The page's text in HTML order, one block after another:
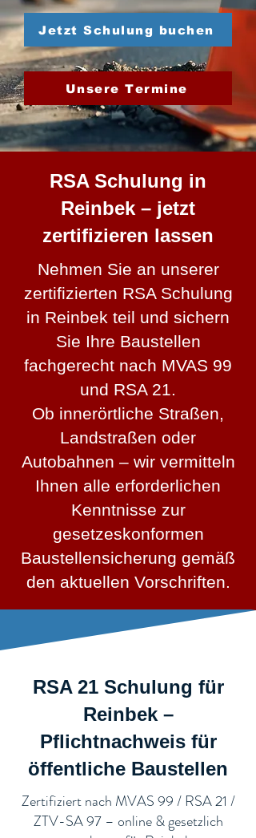
Jetzt Schulung buchen
Unsere Termine
RSA Schulung in
Reinbek – jetzt
zertifizieren lassen
Nehmen Sie an unserer
zertifizierten RSA Schulung
in Reinbek teil und sichern
Sie Ihre Baustellen
fachgerecht nach MVAS 99
und RSA 21.
Ob innerörtliche Straßen,
Landstraßen oder
Autobahnen – wir vermitteln
Ihnen alle erforderlichen
Kenntnisse zur
gesetzeskonformen
Baustellensicherung gemäß
den aktuellen Vorschriften.
RSA 21 Schulung für
Reinbek –
Pflichtnachweis für
öffentliche Baustellen​
​Zertifiziert nach MVAS 99 / RSA 21 /
ZTV-SA 97 – online & gesetzlich